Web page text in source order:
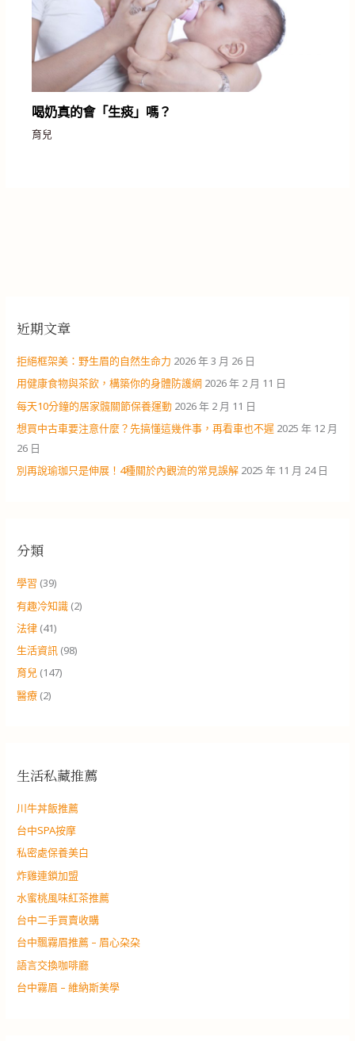
喝奶真的會「生痰」嗎？
育兒
近期文章
拒絕框架美：野生眉的自然生命力 2026 年 3 月 26 日
用健康食物與茶飲，構築你的身體防護網 2026 年 2 月 11 日
每天10分鐘的居家髖關節保養運動 2026 年 2 月 11 日
想買中古車要注意什麼？先搞懂這幾件事，再看車也不遲 2025 年 12 月
26 日
別再說瑜珈只是伸展！4種關於內觀流的常見誤解 2025 年 11 月 24 日
分類
學習 (39)
有趣冷知識 (2)
法律 (41)
生活資訊 (98)
育兒 (147)
醫療 (2)
生活私藏推薦
川牛丼飯推薦
台中SPA按摩
私密處保養美白
炸雞連鎖加盟
水蜜桃風味紅茶推薦
台中二手買賣收購
台中飄霧眉推薦 – 眉心朶朶
語言交換咖啡廳
台中霧眉 – 維納斯美學